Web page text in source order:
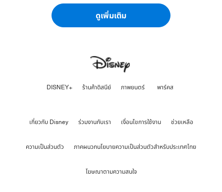
ดูเพิ่มเติม
DISNEY+ ร้านค้าดิสนีย์ ภาพยนตร์ พาร์คส
เกี่ยวกับ Disney ร่วมงานกับเรา เงื่อนไขการใช้งาน ช่วยเหลือ
ความเป็นส่วนตัว ภาคผนวกนโยบายความเป็นส่วนตัวสำหรับประเทศไทย
โฆษณาตามความสนใจ